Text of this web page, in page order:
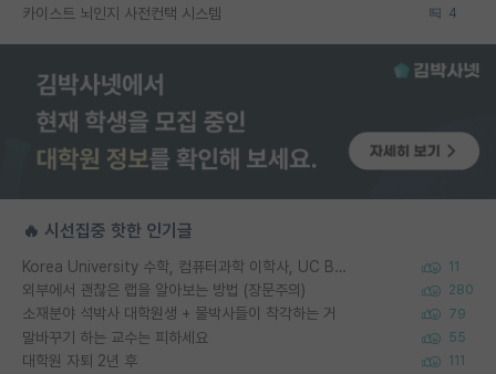
카이스트 뇌인지 사전컨택 시스템 4
🔥 시선집중 핫한 인기글
Korea University 수학, 컴퓨터과학 이학사, UC Berkeley 산업공학 대학원 공학박사가 되는 것은 쉽지 않겠죠? 11
외부에서 괜찮은 랩을 알아보는 방법 (장문주의) 280
소재분야 석박사 대학원생 + 물박사들이 착각하는 거 79
말바꾸기 하는 교수는 피하세요 55
대학원 자퇴 2년 후 111